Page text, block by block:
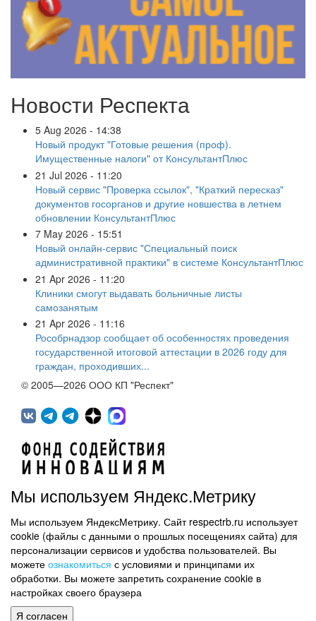
Новости Респекта
5 Aug 2026 - 14:38
Новый продукт "Готовые решения (проф).
Имущественные налоги" от КонсультантПлюс
21 Jul 2026 - 11:20
Новый сервис "Проверка ссылок", "Краткий пересказ"
документов госорганов и другие новшества в летнем
обновлении КонсультантПлюс
7 May 2026 - 15:51
Новый онлайн-сервис "Специальный поиск
административной практики" в системе КонсультантПлюс
21 Apr 2026 - 11:20
Клиники смогут выдавать больничные листы
самозанятым
21 Apr 2026 - 11:16
Рособрнадзор сообщает об особенностях проведения
государственной итоговой аттестации в 2026 году для
граждан, проходивших...
© 2005—2026 ООО КП "Респект"
450071, г.Уфа, ул. 50 лет СССР, д.48 корп.1, офис 307
(347) 291 20 70
Контактная информация
Карта сайта
Политика обработки персональных данных
Мы используем Яндекс.Метрику
Мы используем ЯндексМетрику. Сайт respectrb.ru использует
cookie (файлы с данными о прошлых посещениях сайта) для
персонализации сервисов и удобства пользователей. Вы
можете ознакомиться с условиями и принципами их
обработки. Вы можете запретить сохранение cookie в
настройках своего браузера
Я согласен